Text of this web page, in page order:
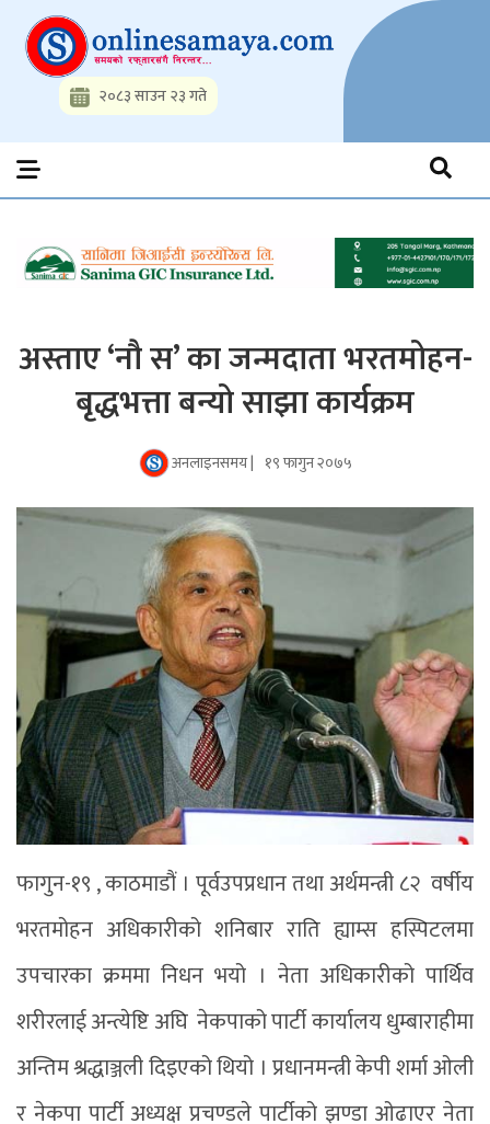
content
Onlinesamaya.com
Nepal News Portal, Business, Hot News, Interview, Opinions,
Politics, Science, Technology, Social, Media, Sports, Youth, Model
Watch, Movies
२०८३ साउन २३ गते
अस्ताए ‘नौ स’ का जन्मदाता भरतमोहन-
बृद्धभत्ता बन्यो साझा कार्यक्रम
अनलाइनसमय | १९ फागुन २०७५
फागुन-१९ , काठमाडौं । पूर्वउपप्रधान तथा अर्थमन्त्री ८२ वर्षीय
भरतमोहन अधिकारीको शनिबार राति ह्याम्स हस्पिटलमा
उपचारका क्रममा निधन भयो । नेता अधिकारीको पार्थिव
शरीरलाई अन्त्येष्टि अघि नेकपाको पार्टी कार्यालय धुम्बाराहीमा
अन्तिम श्रद्धाञ्जली दिइएको थियो । प्रधानमन्त्री केपी शर्मा ओली
र नेकपा पार्टी अध्यक्ष प्रचण्डले पार्टीको झण्डा ओढाएर नेता